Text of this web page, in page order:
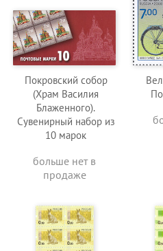
Покровский собор
(Храм Василия
Блаженного).
Сувенирный набор из
10 марок
больше нет в
продаже